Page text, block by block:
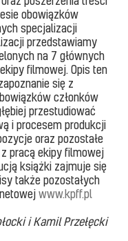
obowiązków
specjalizacji
przedstawiamy
na 7 głównych
filmowej. Opis ten
się z
członków
przestudiować
i procesem produkcji
oraz pozostałe
pracą ekipy filmowej
książki zajmuje się
także pozostałych
www.kpff.pl
i Kamil Przełęcki